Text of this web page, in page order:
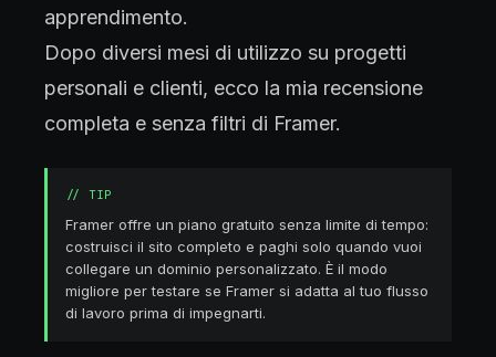
apprendimento.
Dopo diversi mesi di utilizzo su progetti
personali e clienti, ecco la mia recensione
completa e senza filtri di Framer.
// TIP
Framer offre un piano gratuito senza limite di tempo:
costruisci il sito completo e paghi solo quando vuoi
collegare un dominio personalizzato. È il modo
migliore per testare se Framer si adatta al tuo flusso
di lavoro prima di impegnarti.